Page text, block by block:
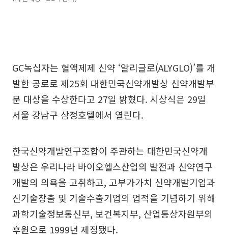
GC녹십자는 혈액제제 신약 ‘알리글로(ALYGLO)’를 개
발한 공로로 제25회 대한민국신약개발상 신약개발부
문 대상을 수상한다고 27일 밝혔다. 시상식은 29일
서울 강남구 삼정호텔에서 열린다.
한국신약개발연구조합이 주관하는 대한민국신약개
발상은 우리나라 바이오헬스산업의 발전과 신약연구
개발의 의욕을 고취하고, 고부가가치 신약개발기업과
신기술창출 및 기술수출기업의 업적을 기념하기 위해
과학기술정보통신부, 보건복지부, 산업통상자원부의
후원으로 1999년 제정됐다.